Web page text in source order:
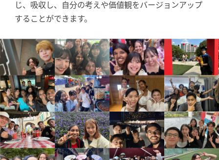
じ、吸収し、⾃分の考えや価値観をバージョンアップ
することができます。